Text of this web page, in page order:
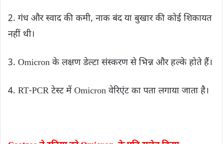
2. गंध और स्वाद की कमी, नाक बंद या बुखार की कोई शिकायत
नहीं थी।
3. Omicron के लक्षण डेल्टा संस्करण से भिन्न और हल्के होते हैं।
4. RT-PCR टेस्ट में Omicron वेरिएंट का पता लगाया जाता है।